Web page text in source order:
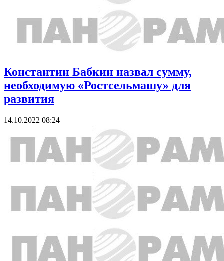
Константин Бабкин назвал сумму,
необходимую «Ростсельмашу» для
развития
14.10.2022 08:24